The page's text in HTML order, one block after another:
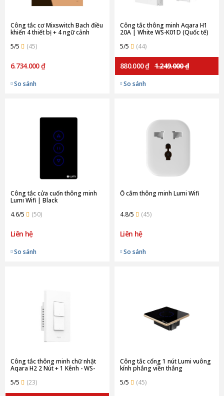
Công tắc cơ Mixswitch Bach điều
khiển 4 thiết bị + 4 ngữ cảnh
5/5
(45)
6.734.000 ₫
So sánh
Công tắc thông minh Aqara H1
20A | White WS-K01D (Quốc tế)
5/5
(44)
880.000 ₫ 1.249.000 ₫
So sánh
Công tắc cửa cuốn thông minh
Lumi Wifi | Black
4.6/5
(50)
Liên hệ
So sánh
Ổ cắm thông minh Lumi Wifi
4.8/5 (45)
Liên hệ
So sánh
Công tắc thông minh chữ nhật
Aqara H2 2 Nút + 1 Kênh - WS-
5/5
(23)
Công tắc cổng 1 nút Lumi vuông
kính phẳng viền thẳng
5/5
(45)